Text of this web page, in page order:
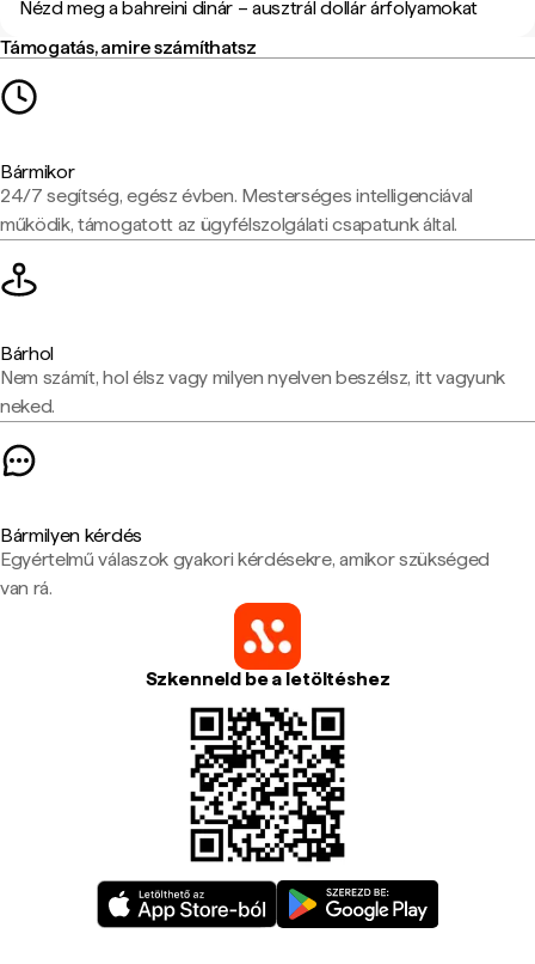
Nézd meg a bahreini dinár – ausztrál dollár árfolyamokat
Támogatás, amire számíthatsz
Bármikor
24/7 segítség, egész évben. Mesterséges intelligenciával
működik, támogatott az ügyfélszolgálati csapatunk által.
Bárhol
Nem számít, hol élsz vagy milyen nyelven beszélsz, itt vagyunk
neked.
Bármilyen kérdés
Egyértelmű válaszok gyakori kérdésekre, amikor szükséged
van rá.
Szkenneld be a letöltéshez